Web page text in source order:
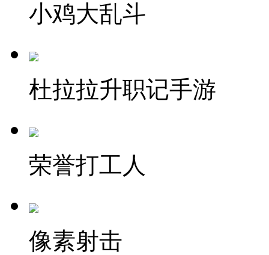
小鸡大乱斗
杜拉拉升职记手游
荣誉打工人
像素射击